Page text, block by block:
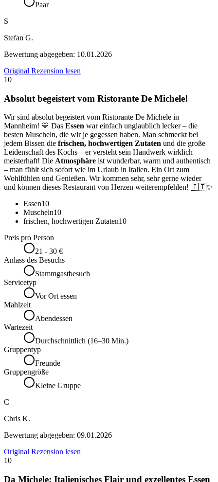
Paar
S
Stefan G.
Bewertung abgegeben: 10.01.2026
Original Rezension lesen
10
Absolut begeistert vom Ristorante De Michele!
Wir sind absolut begeistert vom Ristorante De Michele in
Mannheim! 💛 Das Essen war einfach unglaublich lecker – die
besten Muscheln, die wir je gegessen haben. Man schmeckt bei
jedem Bissen die frischen, hochwertigen Zutaten und die große
Leidenschaft des Kochs – er versteht sein Handwerk wirklich
meisterhaft! Die Atmosphäre ist wunderbar, warm und authentisch
– man fühlt sich sofort wie im Urlaub in Italien. Ein Ort zum
Wohlfühlen und Genießen. Wir kommen sehr, sehr gerne wieder
und können dieses Restaurant von Herzen weiterempfehlen! 🇮🇹✨
Essen10
Muscheln10
frischen, hochwertigen Zutaten10
Preis pro Person
21 - 30 €
Anlass des Besuchs
Stammgastbesuch
Servicetyp
Vor Ort essen
Mahlzeit
Abendessen
Wartezeit
Durchschnittlich (16–30 Min.)
Gruppentyp
Freunde
Gruppengröße
Kleine Gruppe
C
Chris K.
Bewertung abgegeben: 09.01.2026
Original Rezension lesen
10
Da Michele: Italienisches Flair und exzellentes Essen